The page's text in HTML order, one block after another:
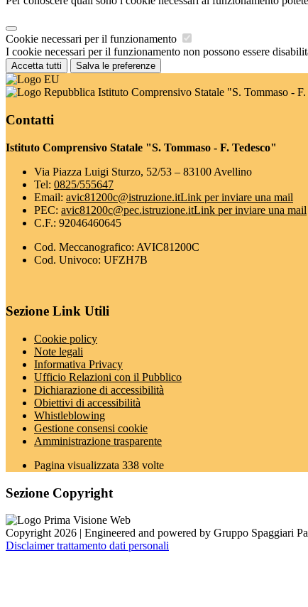
Cookie necessari per il funzionamento
I cookie necessari per il funzionamento non possono essere
Accetta tutti Salva le preferenze
Istituto Comprensivo Statale "S. Tommaso - F.
Contatti
Istituto Comprensivo Statale "S. Tommaso - F. Tedesco"
Via Piazza Luigi Sturzo, 52/53 – 83100 Avellino
Tel: 0825/555647
Email: avic81200c@istruzione.itLink per inviare una mail
PEC: avic81200c@pec.istruzione.itLink per inviare una mail
C.F.: 92046460645
Cod. Meccanografico: AVIC81200C
Cod. Univoco: UFZH7B
Sezione Link Utili
Cookie policy
Note legali
Informativa Privacy
Ufficio Relazioni con il Pubblico
Dichiarazione di accessibilità
Obiettivi di accessibilità
Whistleblowing
Gestione consensi cookie
Amministrazione trasparente
Pagina visualizzata 338 volte
Sezione Copyright
Copyright 2026 | Engineered and powered by Gruppo Spaggiari
Disclaimer trattamento dati personali